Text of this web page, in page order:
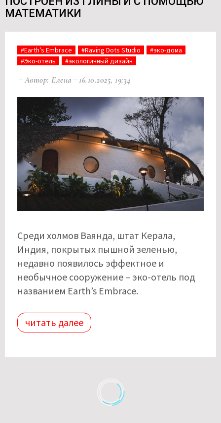
МАТЕМАТИКИ
#Earth’s Embrace #Raving Dots Studio
#эко-дома
#Эко-отель
#экологичный дизайн
Автор: Елена 16.10.2025, 19:34
Среди холмов Ваянда, штат Керала,
Индия, покрытых пышной зеленью,
недавно появилось эффектное и
необычное сооружение – эко-отель под
названием Earth’s Embrace.
читать далее